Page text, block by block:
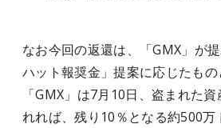
なお今回の返還は、「GMX」が
ハット報奨金」提案に応じたもの
「GMX」は7月10日、盗まれた
れれば、残り10％となる約500万